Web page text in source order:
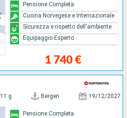
1 740 €
Pensione Completa
Cucina Norvegese e Internazionale
Sicurezza e rispetto dell'ambiente
Equipaggio Esperto
11 g Bergen 19/12/2027
Pensione Completa